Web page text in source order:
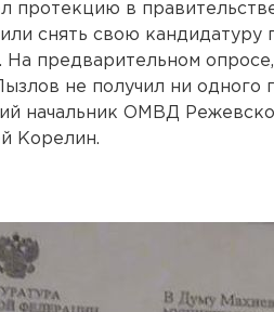
протекцию в
снять свою кандидатуру
На предварительном
не получил ни одного
начальник ОМВД
Корелин.